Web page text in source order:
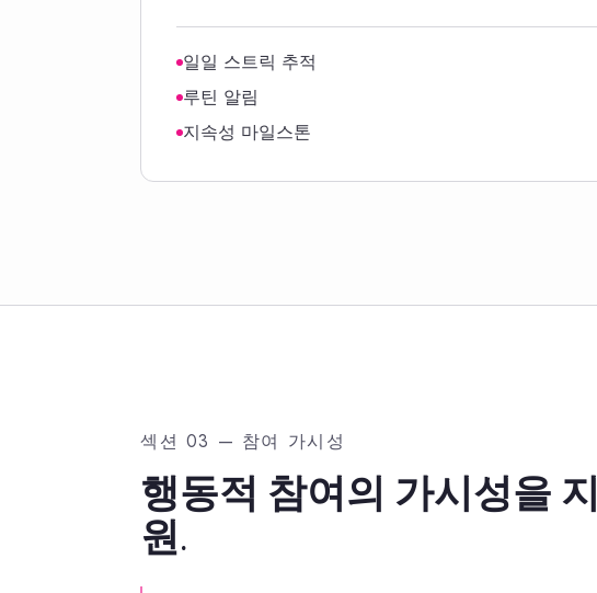
일일 스트릭 추적
루틴 알림
지속성 마일스톤
섹션 03 — 참여 가시성
행동적 참여의 가시성을 지
원.